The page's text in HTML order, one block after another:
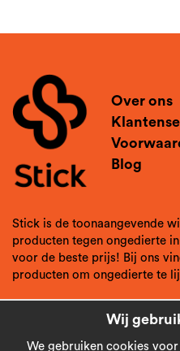
Over ons
Blog
Stick is de toonaangevende
producten tegen ongedierte
voor de beste prijs! Bij ons
producten om ongedierte te
Wij
We gebruiken cookies